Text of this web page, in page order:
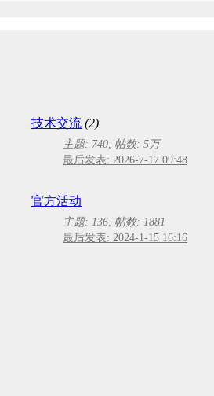
技术交流 (2)
主题: 740 帖数: 5万
最后发表: 2026-7-17 09:48
官方活动
主题: 136 帖数: 1881
最后发表: 2024-1-15 16:16